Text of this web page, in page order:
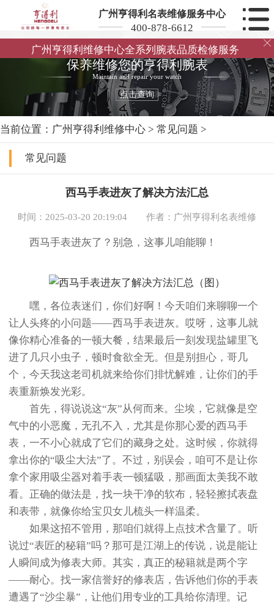
广州亨得利名表维修服务中心
400-878-6612
广州亨得利维修中心全系列腕表品质检修服务

保养维修您的亨得利腕表
Maintain and repair your watch
点击查询
当前位置： 广州亨得利维修中心 > 常见问题 >
常见问题
西马手表进灰了解决方法汇总
时间：2025-03-20 20:19:04 作者：广州亨得利名表维修
西马手表进灰了？别急，这事儿咱能聊！
嘿，各位表迷们，你们好啊！今天咱们来聊聊一个
让人头疼的小问题——西马手表进灰。哎呀，这事儿就
像你精心准备的一顿大餐，结果最后一刻发现盐罐里飞
进了几只小虫子，顿时食欲全无。但是别担心，哥几
个，今天我这老司机就来给你们排忧解难，让你们的手
表重新焕发光彩。
首先，得说说这“灰”从何而来。尘埃，它就像是空
气中的小恶魔，无孔不入，尤其是你那心爱的西马手
表，一不小心就成了它们的藏身之处。这时候，你就得
拿出你的“吸尘大法”了。不过，别误会，咱可不是让你
拿个家用吸尘器对着手表一顿猛吸，那画面太美我不敢
看。正确的做法是，找一块干净的软布，轻轻擦拭表盘
和表带，就像你给宝贝女儿梳头一样温柔。
如果这招不管用，那咱们就得上点技术含量了。听
说过“表匠的秘籍”吗？那可是江湖上的传说，说是能让
人瞬间成为修表大师。其实，真正的秘籍就是两个字
——耐心。找一家信誉好的修表店，告诉他们你的手表
遭遇了“沙尘暴”，让他们用专业的工具给你清理。记